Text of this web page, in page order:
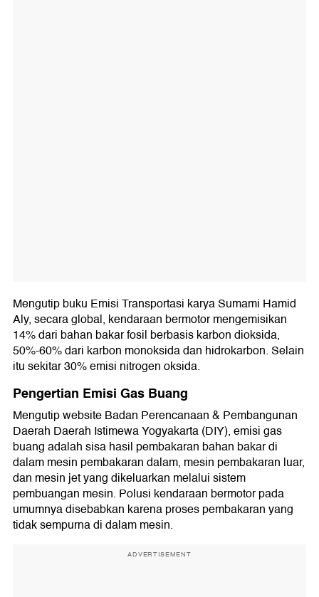
Mengutip buku Emisi Transportasi karya Sumami Hamid
Aly, secara global, kendaraan bermotor mengemisikan
14% dari bahan bakar fosil berbasis karbon dioksida,
50%-60% dari karbon monoksida dan hidrokarbon. Selain
itu sekitar 30% emisi nitrogen oksida.
Pengertian Emisi Gas Buang
Mengutip website Badan Perencanaan & Pembangunan
Daerah Daerah Istimewa Yogyakarta (DIY), emisi gas
buang adalah sisa hasil pembakaran bahan bakar di
dalam mesin pembakaran dalam, mesin pembakaran luar,
dan mesin jet yang dikeluarkan melalui sistem
pembuangan mesin. Polusi kendaraan bermotor pada
umumnya disebabkan karena proses pembakaran yang
tidak sempurna di dalam mesin.
ADVERTISEMENT